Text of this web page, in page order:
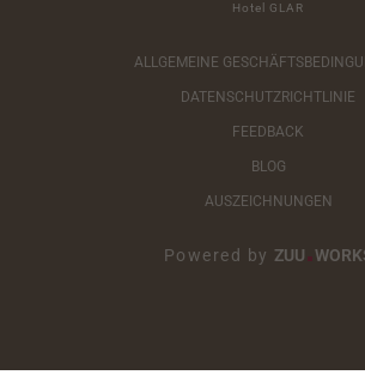
Hotel GLAR
ALLGEMEINE
DATENSCHUTZRICHTLINIE
FEEDBACK
BLOG
AUSZEICHNUNGEN
Powered by ZUU